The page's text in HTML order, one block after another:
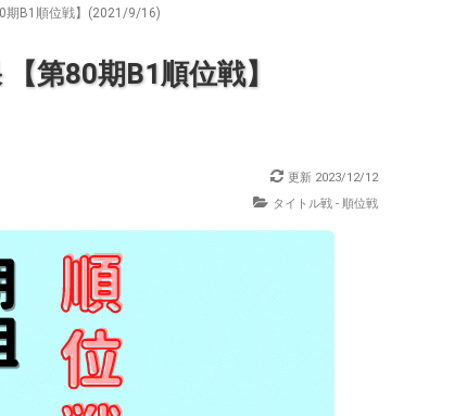
期B1順位戦】(2021/9/16)
第80期B1順位戦】
更新 2023/12/12
タイトル戦 - 順位戦